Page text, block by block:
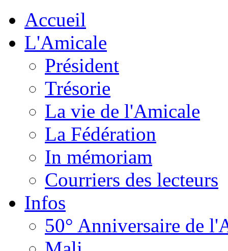
Accueil
L'Amicale
Président
Trésorie
La vie de l'Amicale
La Fédération
In mémoriam
Courriers des lecteurs
Infos
50° Anniversaire de